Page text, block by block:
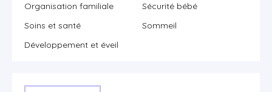
Organisation familiale
Sécurité bébé
Soins et santé
Sommeil
Développement et éveil